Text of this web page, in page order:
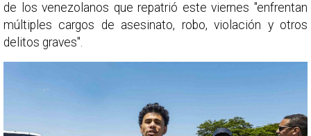
de los venezolanos que repatrió este viernes "enfrentan
múltiples cargos de asesinato, robo, violación y otros
delitos graves".